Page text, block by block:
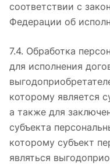
соответствии с
Федерации об
7.4. Обработка
для исполнения
которому является
а также для
субъекта
которому субъект
являться